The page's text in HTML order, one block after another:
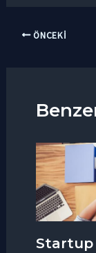
ÖNCEKI
Startup